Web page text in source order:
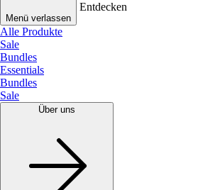
Menü verlassen
Entdecken
Alle Produkte
Sale
Bundles
Essentials
Bundles
Sale
Über uns